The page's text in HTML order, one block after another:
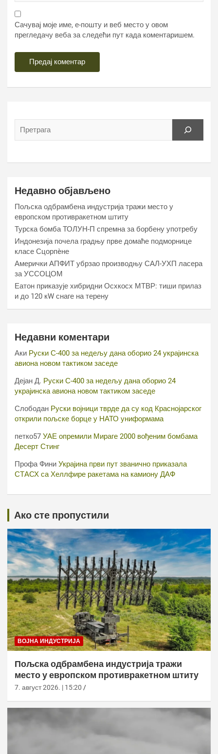
Сачувај моје име, е-пошту и веб место у овом
прегледачу веба за следећи пут када коментаришем.
Недавно објављено
Пољска одбрамбена индустрија тражи место у
европском противракетном штиту
Турска бомба ТОЛУН-П спремна за борбену употребу
Индонезија почела градњу прве домаће подморнице
класе Сцорпèне
Амерички АПФИТ убрзао производњу САЛ-УХП ласера
за УССОЦОМ
Еатон приказује хибридни Осхкосх МТВР: тиши прилаз
и до 120 кW снаге на терену
Недавни коментари
Аки Руски С-400 за недељу дана оборио 24 украјинска
авиона новом тактиком заседе
Дејан Д. Руски С-400 за недељу дана оборио 24
украјинска авиона новом тактиком заседе
Слободан Руски војници тврде да су код Краснојарског
открили пољске борце у НАТО униформама
петко57 УАЕ опремили Мираге 2000 вођеним бомбама
Десерт Стинг
Профа Фини Украјина први пут званично приказала
СТАСХ са Хеллфире ракетама на камиону ДАФ
Ако сте пропустили
ВОЈНА ИНДУСТРИЈА
Пољска одбрамбена индустрија тражи
место у европском противракетном штиту
7. август 2026. | 15:20